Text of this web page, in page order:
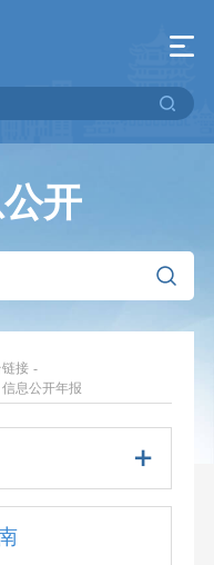
开
接 -
信息公开年报